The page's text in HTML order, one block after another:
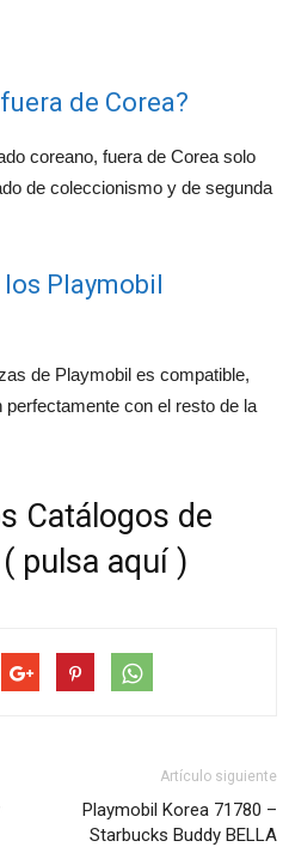
de Corea?
coreano, fuera de Corea solo
de coleccionismo y de segunda
Playmobil
de Playmobil es compatible,
con el resto de la
Catálogos de
pulsa aquí )
Artículo siguiente
Playmobil Korea 71780 –
Starbucks Buddy BELLA